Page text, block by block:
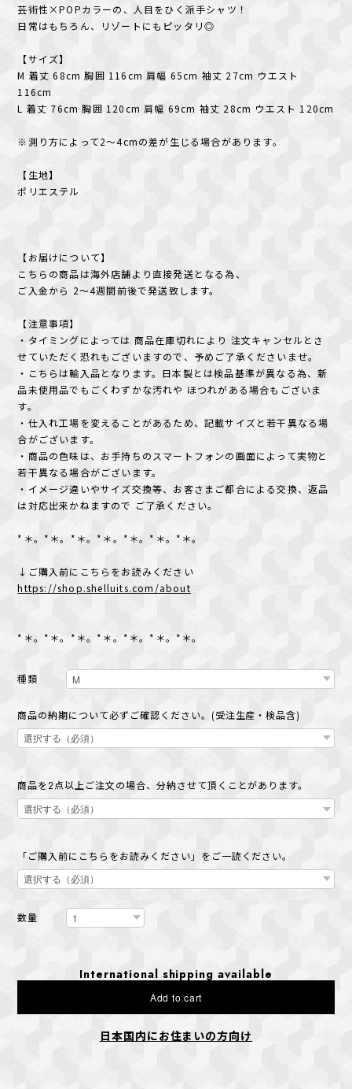
芸術性×POPカラーの、人目をひく派手シャツ！
日常はもちろん、リゾートにもピッタリ◎
【サイズ】
M 着丈 68cm 胸囲 116cm 肩幅 65cm 袖丈 27cm ウエスト
116cm
L 着丈 76cm 胸囲 120cm 肩幅 69cm 袖丈 28cm ウエスト 120cm
※測り方によって2〜4cmの差が生じる場合があります。
【生地】
ポリエステル
【お届けについて】
こちらの商品は海外店舗より直接発送となる為、
ご入金から 2〜4週間前後で発送致します。
【注意事項】
・タイミングによっては 商品在庫切れにより 注文キャンセルとさ
せていただく恐れもございますので、予めご了承くださいませ。
・こちらは輸入品となります。日本製とは検品基準が異なる為、新
品未使用品でもごくわずかな汚れや ほつれがある場合もございま
す。
・仕入れ工場を変えることがあるため、記載サイズと若干異なる場
合がございます。
・商品の色味は、お手持ちのスマートフォンの画面によって実物と
若干異なる場合がございます。
・イメージ違いやサイズ交換等、お客さまご都合による交換、返品
は対応出来かねますので ご了承ください。
*＊。*＊。*＊。*＊。*＊。*＊。*＊。
↓ご購入前にこちらをお読みください
https://shop.shelluits.com/about
*＊。*＊。*＊。*＊。*＊。*＊。*＊。
種類
商品の納期について必ずご確認ください。(受注生産・検品含)
商品を2点以上ご注文の場合、分納させて頂くことがあります。
「ご購入前にこちらをお読みください」をご一読ください。
数量
International shipping available
Add to cart
日本国内にお住まいの方向け